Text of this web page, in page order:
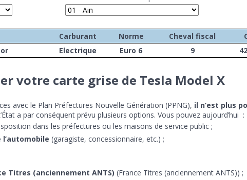
Carburant Norme Cheval fiscal
Electrique Euro 6 9
votre carte grise de Tesla Model X
avec le Plan Préfectures Nouvelle Génération (PPNG), il n’est plus
a par conséquent prévu plusieurs options. Vous pouvez aujourd’hui :
dans les préfectures ou les maisons de service public ;
(garagiste, concessionnaire, etc.) ;
Titres (anciennement ANTS) (France Titres (anciennement ANTS)) ;